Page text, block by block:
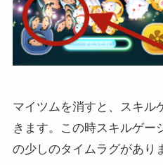
マイツムを消すと、スキル
きます。この時スキルゲー
の少しのタイムラグがあり